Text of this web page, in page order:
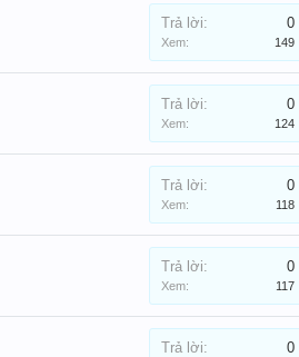
Trả lời: 0
Xem: 149
Trả lời: 0
Xem: 124
Trả lời: 0
Xem: 118
Trả lời: 0
Xem: 117
Trả lời: 0